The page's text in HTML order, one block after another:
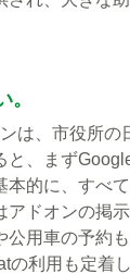
は、市役所の
と、まず
本的に、すべ
ドオンの掲示
公用車の予約
の利用も定着